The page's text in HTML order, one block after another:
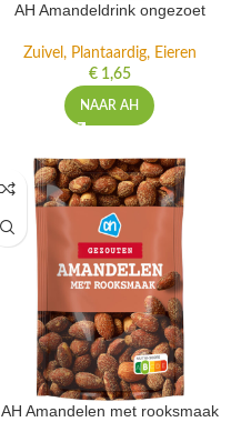
AH Amandeldrink ongezoet
Zuivel, Plantaardig, Eieren
€1,65
NAAR AH
AH Amandelen met rooksmaak